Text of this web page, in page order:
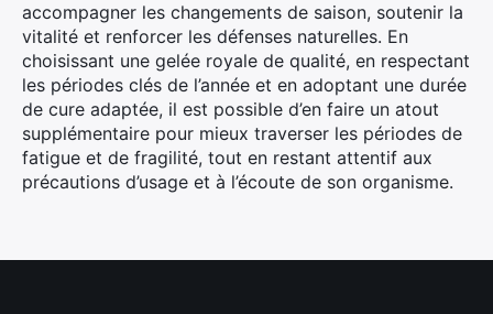
accompagner les changements de saison, soutenir la
vitalité et renforcer les défenses naturelles. En
choisissant une gelée royale de qualité, en respectant
les périodes clés de l’année et en adoptant une durée
de cure adaptée, il est possible d’en faire un atout
supplémentaire pour mieux traverser les périodes de
fatigue et de fragilité, tout en restant attentif aux
précautions d’usage et à l’écoute de son organisme.